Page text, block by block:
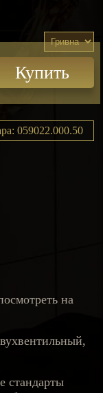
Купить
059022.000.50
на
стандарты